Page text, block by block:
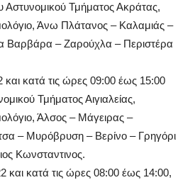
Αστυνομικού Τμήματος Ακράτας,
Άνω Πλάτανος – Καλαμιάς –
Βαρβάρα – Ζαρούχλα – Περιστέρα
κατά τις ώρες 09:00 έως 15:00
Τμήματος Αιγιαλείας,
Άλσος – Μάγειρας –
– Μυρόβρυση – Βερίνο – Γρηγόρι
Κωνσταντινος.
και κατά τις ώρες 08:00 έως 14:00,